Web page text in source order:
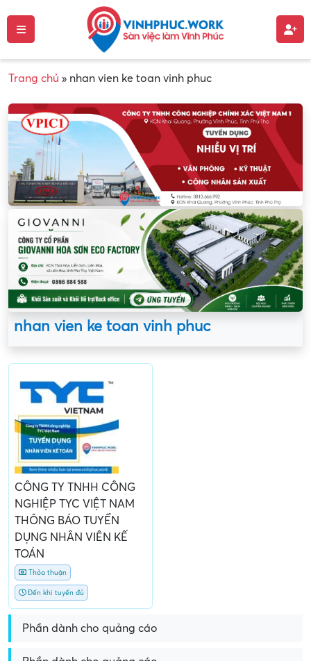
Trang chủ » nhan vien ke toan vinh phuc
nhan vien ke toan vinh phuc
CÔNG TY TNHH CÔNG
NGHIỆP TYC VIỆT NAM
THÔNG BÁO TUYỂN
DỤNG NHÂN VIÊN KẾ
TOÁN
Thỏa thuận
Đến khi tuyển đủ
Phần dành cho quảng cáo